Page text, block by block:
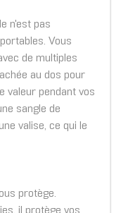
n'est pas
Vous
de multiples
au dos pour
valeur pendant vos
sangle de
valise, ce qui le
protège.
il protège vos